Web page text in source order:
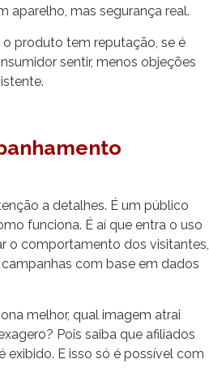
aparelho, mas segurança real.
o produto tem reputação, se é
sentir, menos objeções
a detalhes. É um público
funciona. É aí que entra o uso
o comportamento dos visitantes,
com base em dados
melhor, qual imagem atrai
Pois saiba que afiliados
E isso só é possível com